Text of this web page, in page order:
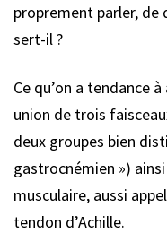
proprement parler, de
sert-il ?
Ce qu’on a tendance
union de trois
deux groupes bien
gastrocnémien »)
musculaire, aussi
tendon d’Achille.